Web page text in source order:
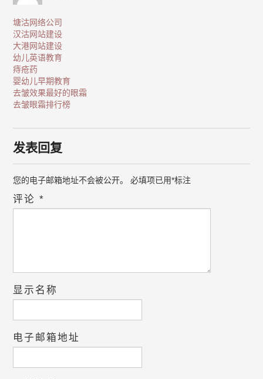
塘沽网络公司
汉沽网站建设
大港网站建设
幼儿英语教育
痔疮药
婴幼儿早期教育
去皱效果最好的眼霜
去皱眼霜排行榜
发表回复
您的电子邮箱地址不会被公开。 必填项已用*标注
评论*
显示名称
电子邮箱地址